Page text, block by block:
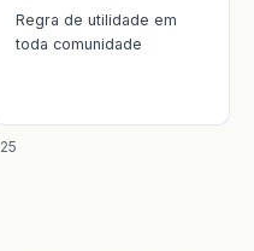
Regra de utilidade em
toda comunidade